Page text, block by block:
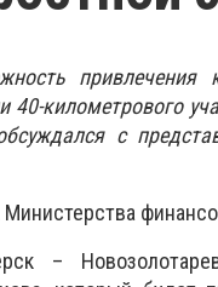
привлечения
километрового
с
–